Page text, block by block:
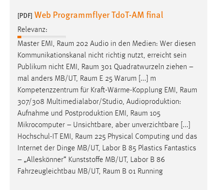
[PDF] Web Programmflyer TdoT-AM final
Relevanz:
Master EMI, Raum 202 Audio in den Medien: Wer diesen
Kommunikationskanal nicht richtig nutzt, erreicht sein
Publikum nicht EMI, Raum 301 Quadratwurzeln ziehen –
mal anders MB/UT, Raum E 25 Warum [...] m
Kompetenzzentrum für Kraft-Wärme-Kopplung EMI, Raum
307/308 Multimedialabor/Studio, Audioproduktion:
Aufnahme und Postproduktion EMI, Raum 105
Mikrocomputer – Unsichtbare, aber unverzichtbare [...]
Hochschul-IT EMI, Raum 225 Physical Computing und das
Internet der Dinge MB/UT, Labor B 85 Plastics Fantastics
– „Alleskönner“ Kunststoffe MB/UT, Labor B 86
Fahrzeugleichtbau MB/UT, Raum B 01 Running